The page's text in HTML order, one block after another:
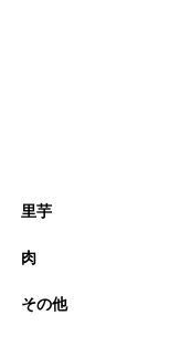
里芋
肉
その他